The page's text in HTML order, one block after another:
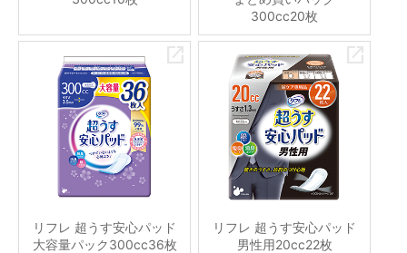
300cc20枚
リフレ 超うす安心パッド
大容量パック300cc36枚
リフレ 超うす安心パッド
男性用20cc22枚